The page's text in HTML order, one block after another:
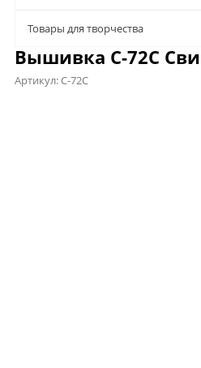
Товары для творчества
Вышивка С-72С
Артикул:С-72С